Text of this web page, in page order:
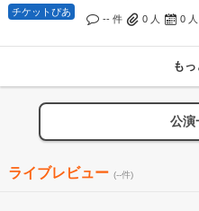
チケットぴあ
-- 件 0 人 0 人
も
公演
ライブレビュー (--件)